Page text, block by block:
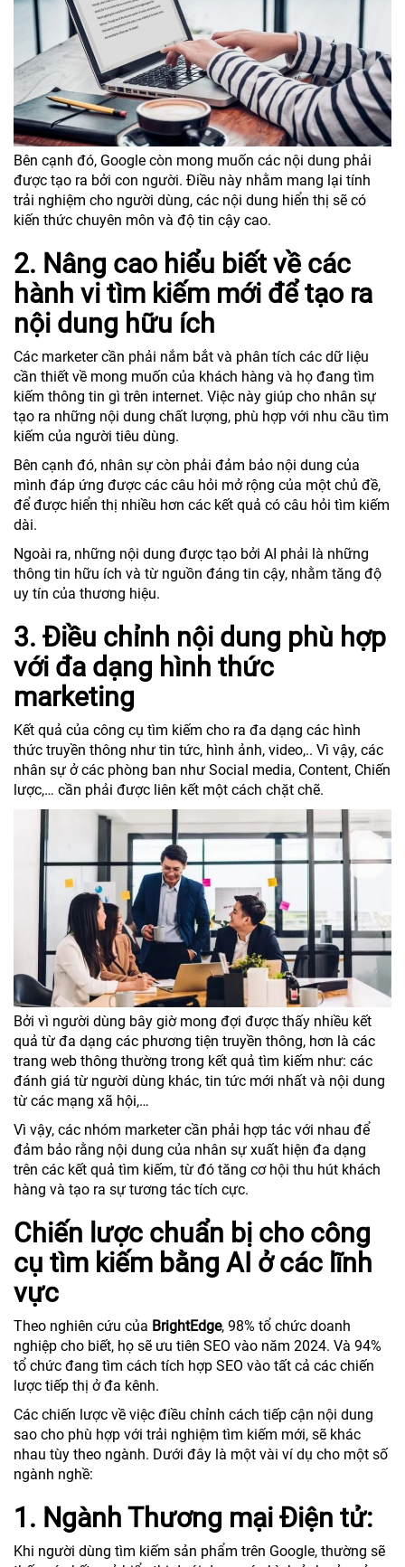
Bên cạnh đó, Google còn mong muốn các nội dung phải
được tạo ra bởi con người. Điều này nhằm mang lại tính
trải nghiệm cho người dùng, các nội dung hiển thị sẽ có
kiến thức chuyên môn và độ tin cậy cao.
2. Nâng cao hiểu biết về các
hành vi tìm kiếm mới để tạo ra
nội dung hữu ích
Các marketer cần phải nắm bắt và phân tích các dữ liệu
cần thiết về mong muốn của khách hàng và họ đang tìm
kiếm thông tin gì trên internet. Việc này giúp cho nhân sự
tạo ra những nội dung chất lượng, phù hợp với nhu cầu tìm
kiếm của người tiêu dùng.
Bên cạnh đó, nhân sự còn phải đảm bảo nội dung của
mình đáp ứng được các câu hỏi mở rộng của một chủ đề,
để được hiển thị nhiều hơn các kết quả có câu hỏi tìm kiếm
dài.
Ngoài ra, những nội dung được tạo bởi AI phải là những
thông tin hữu ích và từ nguồn đáng tin cậy, nhằm tăng độ
uy tín của thương hiệu.
3. Điều chỉnh nội dung phù hợp
với đa dạng hình thức
marketing
Kết quả của công cụ tìm kiếm cho ra đa dạng các hình
thức truyền thông như tin tức, hình ảnh, video,.. Vì vậy, các
nhân sự ở các phòng ban như Social media, Content, Chiến
lược,… cần phải được liên kết một cách chặt chẽ.
Bởi vì người dùng bây giờ mong đợi được thấy nhiều kết
quả từ đa dạng các phương tiện truyền thông, hơn là các
trang web thông thường trong kết quả tìm kiếm như: các
đánh giá từ người dùng khác, tin tức mới nhất và nội dung
từ các mạng xã hội,…
Vì vậy, các nhóm marketer cần phải hợp tác với nhau để
đảm bảo rằng nội dung của nhân sự xuất hiện đa dạng
trên các kết quả tìm kiếm, từ đó tăng cơ hội thu hút khách
hàng và tạo ra sự tương tác tích cực.
Chiến lược chuẩn bị cho công
cụ tìm kiếm bằng AI ở các lĩnh
vực
Theo nghiên cứu của BrightEdge, 98% tổ chức doanh
nghiệp cho biết, họ sẽ ưu tiên SEO vào năm 2024. Và 94%
tổ chức đang tìm cách tích hợp SEO vào tất cả các chiến
lược tiếp thị ở đa kênh.
Các chiến lược về việc điều chỉnh cách tiếp cận nội dung
sao cho phù hợp với trải nghiệm tìm kiếm mới, sẽ khác
nhau tùy theo ngành. Dưới đây là một vài ví dụ cho một số
ngành nghề:
1. Ngành Thương mại Điện tử:
Khi người dùng tìm kiếm sản phẩm trên Google, thường sẽ